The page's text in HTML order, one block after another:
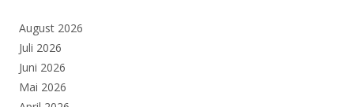
August 2026
Juli 2026
Juni 2026
Mai 2026